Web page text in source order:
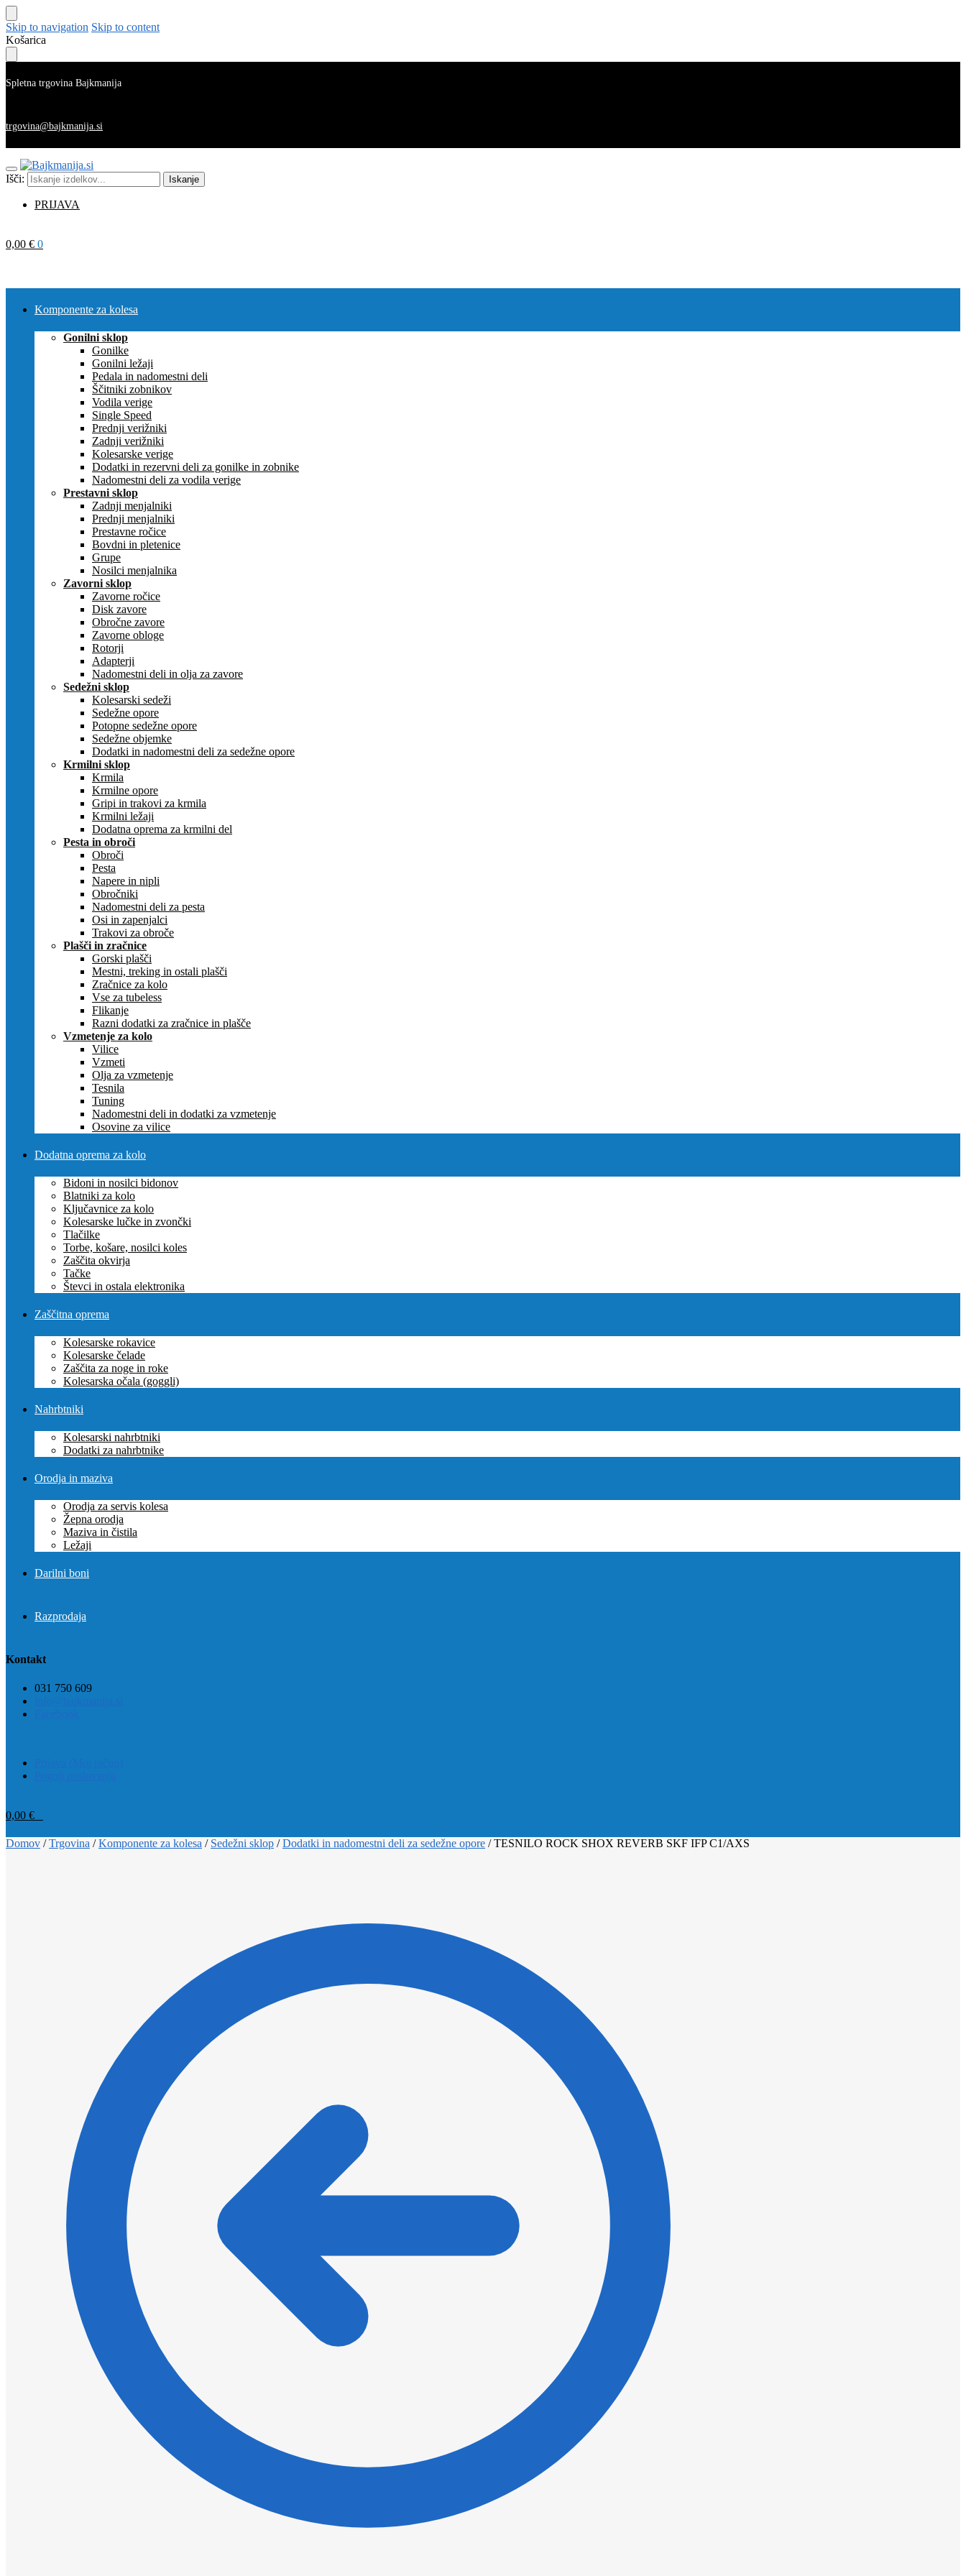
Skip to navigation Skip to content
Košarica
Spletna trgovina Bajkmanija
trgovina@bajkmanija.si
Išči: Iskanje
PRIJAVA
0,00 € 0
Komponente za kolesa
Gonilni sklop
Gonilke
Gonilni ležaji
Pedala in nadomestni deli
Ščitniki zobnikov
Vodila verige
Single Speed
Prednji verižniki
Zadnji verižniki
Kolesarske verige
Dodatki in rezervni deli za gonilke in zobnike
Nadomestni deli za vodila verige
Prestavni sklop
Zadnji menjalniki
Prednji menjalniki
Prestavne ročice
Bovdni in pletenice
Grupe
Nosilci menjalnika
Zavorni sklop
Zavorne ročice
Disk zavore
Obročne zavore
Zavorne obloge
Rotorji
Adapterji
Nadomestni deli in olja za zavore
Sedežni sklop
Kolesarski sedeži
Sedežne opore
Potopne sedežne opore
Sedežne objemke
Dodatki in nadomestni deli za sedežne opore
Krmilni sklop
Krmila
Krmilne opore
Gripi in trakovi za krmila
Krmilni ležaji
Dodatna oprema za krmilni del
Pesta in obroči
Obroči
Pesta
Napere in nipli
Obročniki
Nadomestni deli za pesta
Osi in zapenjalci
Trakovi za obroče
Plašči in zračnice
Gorski plašči
Mestni, treking in ostali plašči
Zračnice za kolo
Vse za tubeless
Flikanje
Razni dodatki za zračnice in plašče
Vzmetenje za kolo
Vilice
Vzmeti
Olja za vzmetenje
Tesnila
Tuning
Nadomestni deli in dodatki za vzmetenje
Osovine za vilice
Dodatna oprema za kolo
Bidoni in nosilci bidonov
Blatniki za kolo
Ključavnice za kolo
Kolesarske lučke in zvončki
Tlačilke
Torbe, košare, nosilci koles
Zaščita okvirja
Tačke
Števci in ostala elektronika
Zaščitna oprema
Kolesarske rokavice
Kolesarske čelade
Zaščita za noge in roke
Kolesarska očala (goggli)
Nahrbtniki
Kolesarski nahrbtniki
Dodatki za nahrbtnike
Orodja in maziva
Orodja za servis kolesa
Žepna orodja
Maziva in čistila
Ležaji
Darilni boni
Razprodaja
Kontakt
031 750 609
0,00 €
Domov /Trgovina /Komponente za kolesa / Sedežni sklop /Dodatki in nadomestni deli za sedežne opore /TESNILO ROCK SHOX REVERB SKF IFP C1/AXS